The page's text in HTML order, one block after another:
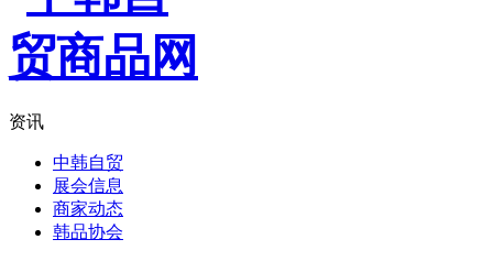
资讯
中韩自贸
展会信息
商家动态
韩品协会